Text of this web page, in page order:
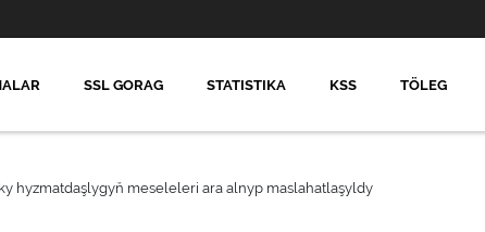
SSL GORAG STATISTIKA KSS TÖLEG
hyzmatdaşlygyň meseleleri ara alnyp maslahatlaşyldy